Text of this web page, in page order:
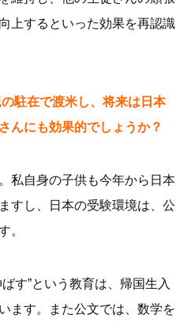
上するといった効果を再認識
駐在で渡米し、将来は日本
んにも効果的でしょうか？
私自身の子供も今年から日本
すし、日本の受験環境は、公
。
す”という教育は、帰国生入
ます。また公文では、数学を